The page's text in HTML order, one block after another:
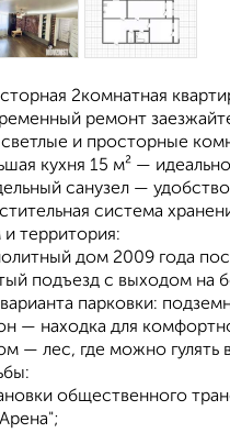
2комнатная
ремонт
и просторные
кухня 15 м² —
санузел —
система
территория:
дом 2009 года
подъезд с выходом на
парковки:
— находка для
— лес, где можно гулять
общественного